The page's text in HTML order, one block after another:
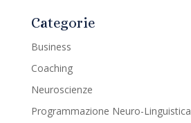
Categorie
Business
Coaching
Neuroscienze
Programmazione Neuro-Linguistica